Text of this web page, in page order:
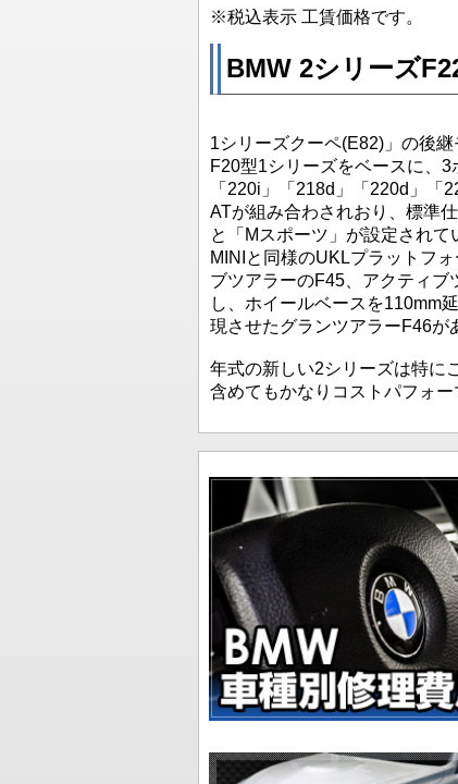
※税込表示 工賃価格です。
BMW 2シリーズ
1シリーズクーペ(E82)」の後
F20型1シリーズをベースに、3
「220i」「218d」「220d」「
ATが組み合わされおり、標準
と「Mスポーツ」が設定され
MINIと同様のUKLプラットフ
ブツアラーのF45、アクティブ
し、ホイールベースを110mm
現させたグランツアラーF46が
年式の新しい2シリーズは特に
含めてもかなりコストパフォ